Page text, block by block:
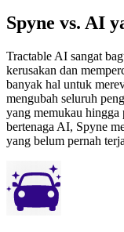
Spyne vs. AI
Tractable AI sangat
kerusakan dan
banyak hal untuk
mengubah seluruh
yang memukau
bertenaga AI, Spyne
yang belum pernah